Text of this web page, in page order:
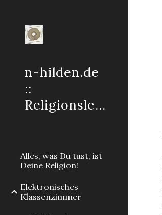
n-hilden.de
::
Religionslehre
Alles, was Du tust, ist
Deine Religion!
Elektronisches
Klassenzimmer